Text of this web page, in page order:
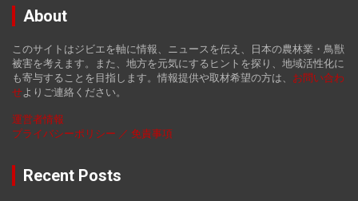
About
このサイトはジビエを軸に情報、ニュースを伝え、日本の農林業・鳥獣
被害を考えます。また、地方を元気にするヒントを探り、地域活性化に
も寄与することを目指します。情報提供や取材希望の方は、 お問い合わ
せよりご連絡ください。
運営者情報
プライバシーポリシー ／ 免責事項
Recent Posts